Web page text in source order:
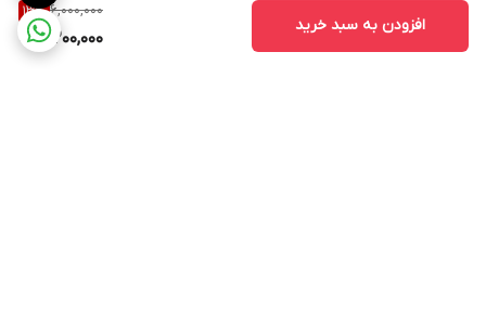
6,000,000
13%
5,200,000
افزودن به سبد خرید